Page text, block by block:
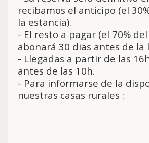
recibamos el anticipo (el
la estancia).
- El resto a pagar (el 70%
abonará 30 dias antes de la
- Llegadas a partir de las
antes de las 10h.
- Para informarse de la
nuestras casas rurales :